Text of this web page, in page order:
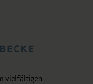
vielfältigen